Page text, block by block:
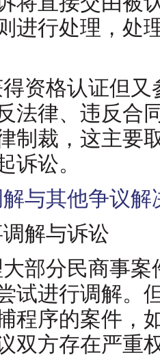
进行处理，处
资格认证但
法律、违反合
制裁，这主要
诉讼。
与其他争议解
调解与诉讼
部分民商事
试进行调解。
程序的案件，
双方存在严重